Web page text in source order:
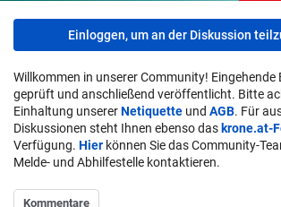
Einloggen, um an der Diskussion
Willkommen in unserer Community! Eingehende
geprüft und anschließend veröffentlicht. Bitte
Einhaltung unsererNetiquette und AGB. Für
Diskussionen steht Ihnen ebenso das krone.at-
Verfügung. Hier können Sie das Community-
Melde- und Abhilfestelle kontaktieren.